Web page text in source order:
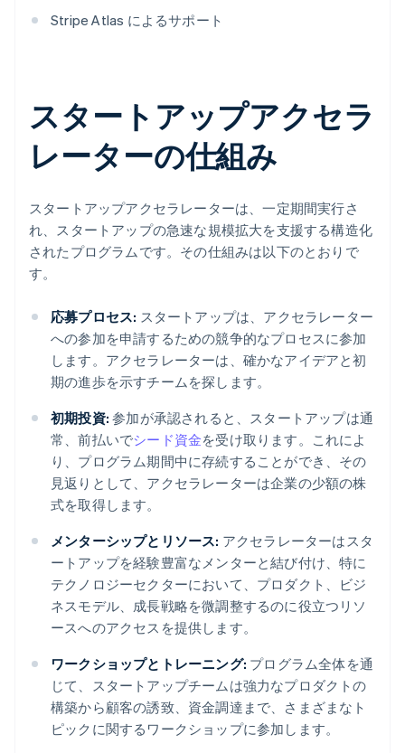
Stripe Atlas によるサポート
スタートアップアクセラ
レーターの仕組み
スタートアップアクセラレーターは、一定期間実行さ
れ、スタートアップの急速な規模拡大を支援する構造化
されたプログラムです。その仕組みは以下のとおりで
す。
応募プロセス: スタートアップは、アクセラレーター
への参加を申請するための競争的なプロセスに参加
します。アクセラレーターは、確かなアイデアと初
期の進歩を示すチームを探します。
初期投資: 参加が承認されると、スタートアップは通
常、前払いでシード資金を受け取ります。これによ
り、プログラム期間中に存続することができ、その
見返りとして、アクセラレーターは企業の少額の株
式を取得します。
メンターシップとリソース: アクセラレーターはスタ
ートアップを経験豊富なメンターと結び付け、特に
テクノロジーセクターにおいて、プロダクト、ビジ
ネスモデル、成長戦略を微調整するのに役立つリソ
ースへのアクセスを提供します。
ワークショップとトレーニング: プログラム全体を通
じて、スタートアップチームは強力なプロダクトの
構築から顧客の誘致、資金調達まで、さまざまなト
ピックに関するワークショップに参加します。